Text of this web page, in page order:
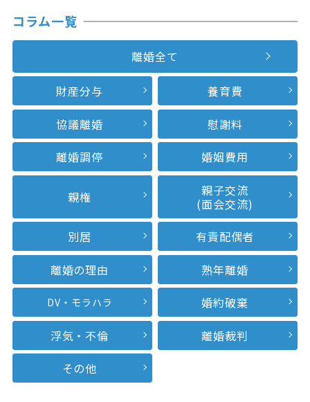
コラム一覧
離婚全て
財産分与
養育費
協議離婚
慰謝料
離婚調停
婚姻費用
親権
親子交流
(面会交流)
別居
有責配偶者
離婚の理由
熟年離婚
DV・モラハラ
婚約破棄
浮気・不倫
離婚裁判
その他